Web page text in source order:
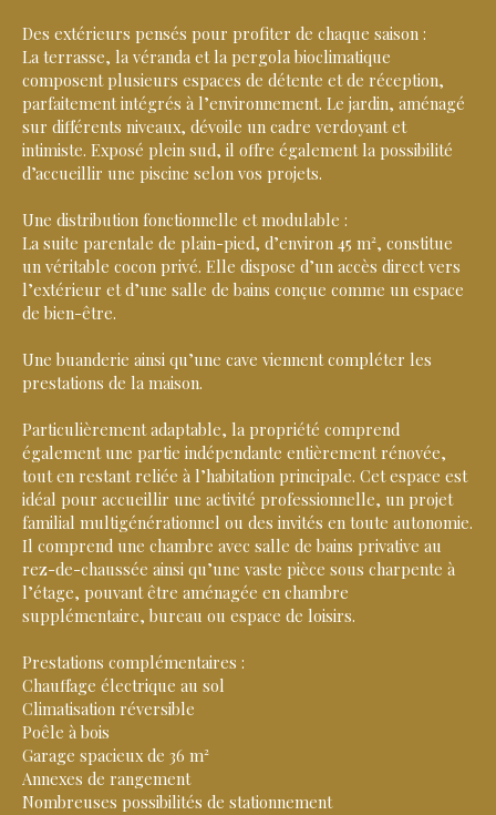
Des extérieurs pensés pour profiter de chaque saison :
La terrasse, la véranda et la pergola bioclimatique
composent plusieurs espaces de détente et de réception,
parfaitement intégrés à l’environnement. Le jardin, aménagé
sur différents niveaux, dévoile un cadre verdoyant et
intimiste. Exposé plein sud, il offre également la possibilité
d’accueillir une piscine selon vos projets.
Une distribution fonctionnelle et modulable :
La suite parentale de plain-pied, d’environ 45 m², constitue
un véritable cocon privé. Elle dispose d’un accès direct vers
l’extérieur et d’une salle de bains conçue comme un espace
de bien-être.
Une buanderie ainsi qu’une cave viennent compléter les
prestations de la maison.
Particulièrement adaptable, la propriété comprend
également une partie indépendante entièrement rénovée,
tout en restant reliée à l’habitation principale. Cet espace est
idéal pour accueillir une activité professionnelle, un projet
familial multigénérationnel ou des invités en toute autonomie.
Il comprend une chambre avec salle de bains privative au
rez-de-chaussée ainsi qu’une vaste pièce sous charpente à
l’étage, pouvant être aménagée en chambre
supplémentaire, bureau ou espace de loisirs.
Prestations complémentaires :
Chauffage électrique au sol
Climatisation réversible
Poêle à bois
Garage spacieux de 36 m²
Annexes de rangement
Nombreuses possibilités de stationnement